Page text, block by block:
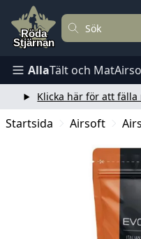
AllaTält och Mat
Klicka här för att
Startsida Airsoft